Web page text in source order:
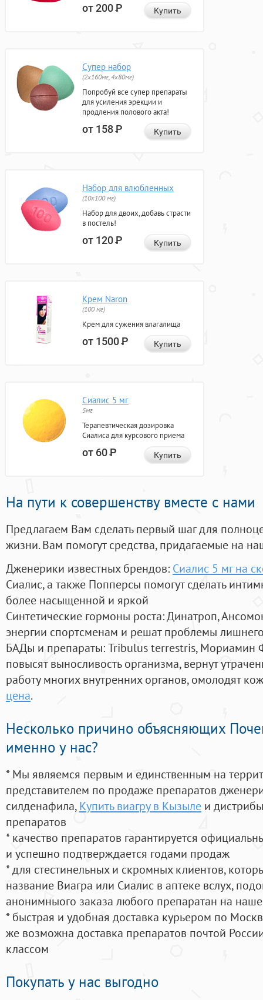
от 200Р Купить
Супер набор
(2х160мг, 4х80мг)
Попробуй все супер препараты
для усиления эрекции и
продления полового акта!
от 158Р Купить
Набор для влюбленных
(10х100 мг)
Набор для двоих, добавь страсти
в постель!
от 120Р Купить
Крем Naron
(100 мг)
Крем для сужения влагалища
от 1500Р Купить
Сиалис 5 мг
5мг
Терапевтическая дозировка
Сиалиса для курсового приема
от 60Р Купить
На пути к совершенству вместе с нами
Предлагаем Вам сделать первый шаг для
жизни. Вам помогут средства, придагаемые на
Дженерики известных брендов: Сиалис 5 мг на
Сиалис, а также Попперсы помогут сделать
более насыщенной и яркой
Синтетические гормоны роста: Динатроп,
энергии спортсменам и решат проблемы
БАДы и препараты:Tribulus terrestris, Мориамин
повысят выносливость организма, вернут
работу многих внутренних органов, омолодят
цена.
Несколько причино объясняющих
именно у нас?
* Мы являемся первым и единственным на
представителем по продаже препаратов
силденафила, Купить виагру в Кызыле и
препаратов
* качество препаратов гарантируется
и успешно подтверждается годами продаж
* для стестинельных и скромных клиентов,
название Виагра или Сиалис в аптеке вслух,
анонимныого заказа любого препаратан на
* быстрая и удобная доставка курьером по
же возможна доставка препаратов почтой
классом
Покупать у нас выгодно